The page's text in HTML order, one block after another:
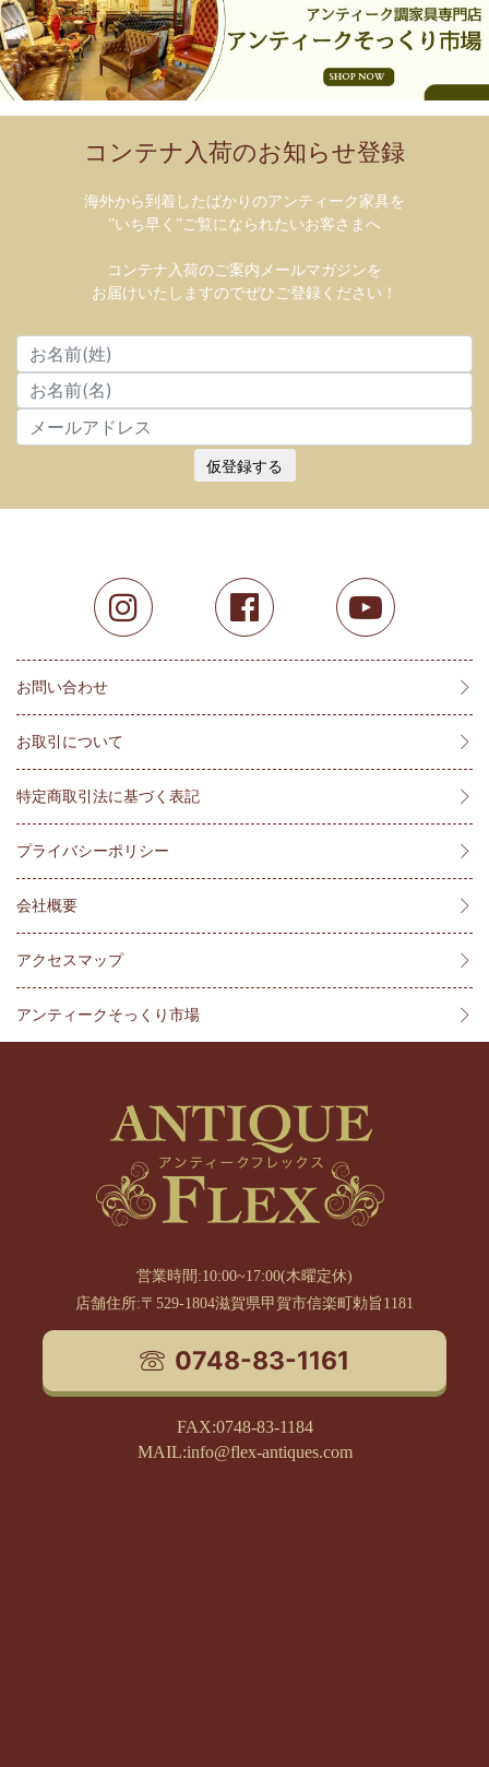
コンテナ入荷のお知らせ登録
海外から到着したばかりのアンティーク家具を
”いち早く”ご覧になられたいお客さまへ
コンテナ入荷のご案内メールマガジンを
お届けいたしますのでぜひご登録ください！
仮登録する
お問い合わせ
お取引について
特定商取引法に基づく表記
プライバシーポリシー
会社概要
アクセスマップ
アンティークそっくり市場
営業時間:10:00~17:00(木曜定休)
店舗住所:〒529-1804滋賀県甲賀市信楽町勅旨1181
0748-83-1161
FAX:0748-83-1184
MAIL:info@flex-antiques.com